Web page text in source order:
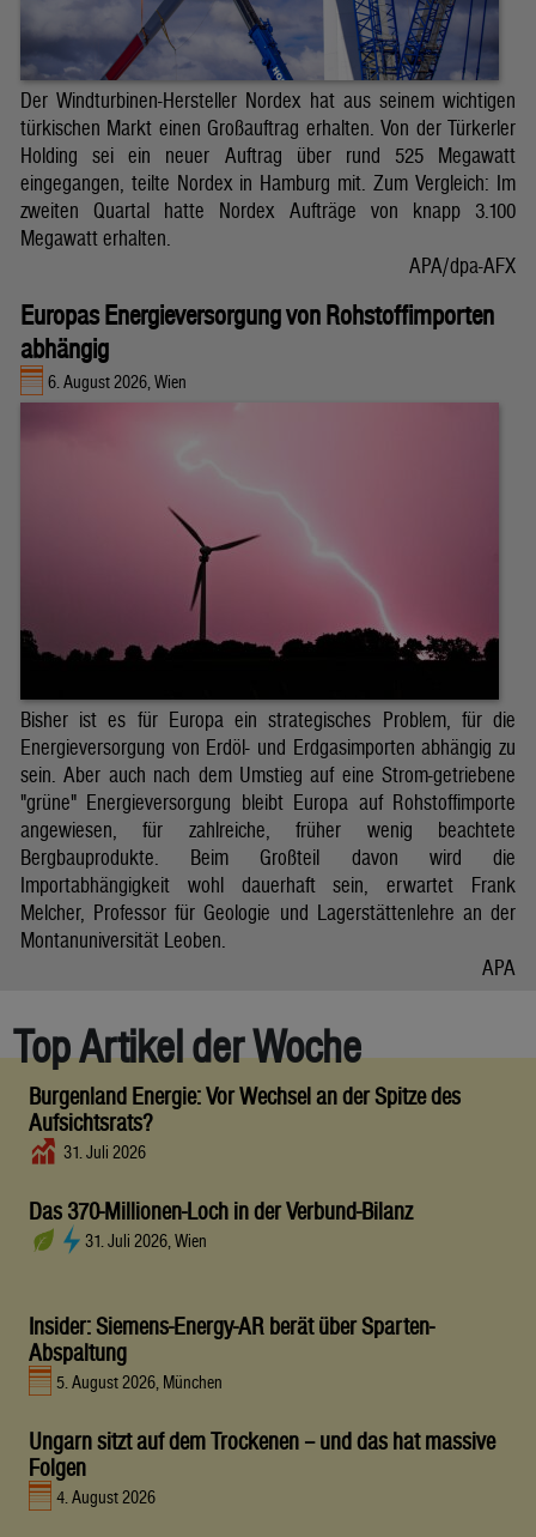
Der Windturbinen-Hersteller Nordex hat aus seinem wichtigen
türkischen Markt einen Großauftrag erhalten. Von der Türkerler
Holding sei ein neuer Auftrag über rund 525 Megawatt
eingegangen, teilte Nordex in Hamburg mit. Zum Vergleich: Im
zweiten Quartal hatte Nordex Aufträge von knapp 3.100
Megawatt erhalten.
APA/dpa-AFX
Europas Energieversorgung von Rohstoffimporten
abhängig
6. August 2026, Wien
Bisher ist es für Europa ein strategisches Problem, für die
Energieversorgung von Erdöl- und Erdgasimporten abhängig zu
sein. Aber auch nach dem Umstieg auf eine Strom-getriebene
"grüne" Energieversorgung bleibt Europa auf Rohstoffimporte
angewiesen, für zahlreiche, früher wenig beachtete
Bergbauprodukte. Beim Großteil davon wird die
Importabhängigkeit wohl dauerhaft sein, erwartet Frank
Melcher, Professor für Geologie und Lagerstättenlehre an der
Montanuniversität Leoben.
APA
Top Artikel der Woche
Burgenland Energie: Vor Wechsel an der Spitze des
Aufsichtsrats?
31. Juli 2026
Das 370-Millionen-Loch in der Verbund-Bilanz
31. Juli 2026, Wien
Insider: Siemens-Energy-AR berät über Sparten-
Abspaltung
5. August 2026, München
Ungarn sitzt auf dem Trockenen – und das hat massive
Folgen
4. August 2026